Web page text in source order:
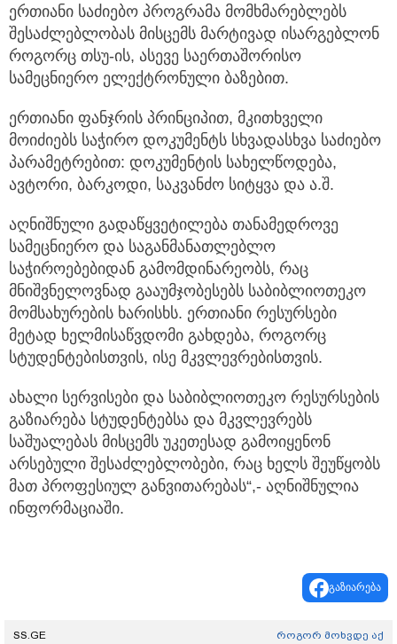
ერთიანი საძიებო პროგრამა მომხმარებლებს
შესაძლებლობას მისცემს მარტივად ისარგებლონ
როგორც თსუ-ის, ასევე საერთაშორისო
სამეცნიერო ელექტრონული ბაზებით.
ერთიანი ფანჯრის პრინციპით, მკითხველი
მოიძიებს საჭირო დოკუმენტს სხვადასხვა საძიებო
პარამეტრებით: დოკუმენტის სახელწოდება,
ავტორი, ბარკოდი, საკვანძო სიტყვა და ა.შ.
აღნიშნული გადაწყვეტილება თანამედროვე
სამეცნიერო და საგანმანათლებლო
საჭიროებებიდან გამომდინარეობს, რაც
მნიშვნელოვნად გააუმჯობესებს საბიბლიოთეკო
მომსახურების ხარისხს. ერთიანი რესურსები
მეტად ხელმისაწვდომი გახდება, როგორც
სტუდენტებისთვის, ისე მკვლევრებისთვის.
ახალი სერვისები და საბიბლიოთეკო რესურსების
გაზიარება სტუდენტებსა და მკვლევრებს
საშუალებას მისცემს უკეთესად გამოიყენონ
არსებული შესაძლებლობები, რაც ხელს შეუწყობს
მათ პროფესიულ განვითარებას“,- აღნიშნულია
ინფორმაციაში.
გაზიარება
SS.GE როგორ მოხვდე აქ